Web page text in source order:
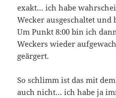
exakt… ich habe
Wecker ausgeschaltet
Um Punkt 8:00 bin ich
Weckers wieder
geärgert.
So schlimm ist das mit
auch nicht… ich habe ja